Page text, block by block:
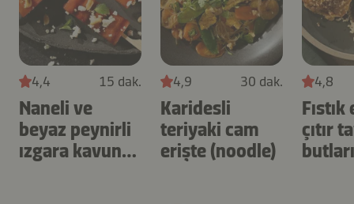
4,4 15 dak.
Naneli ve
beyaz peynirli
ızgara kavun
4,9 30 dak.
Karidesli
teriyaki cam
erişte (noodle)
4,8
çıtır
butları